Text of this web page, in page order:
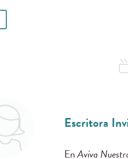
Escritora
EnAviva